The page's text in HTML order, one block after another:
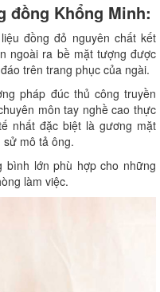
đồng Khổng Minh:
đồng đỏ nguyên chất kết
ngoài ra bề mặt tượng được
trên trang phục của ngài.
pháp đúc thủ công truyền
môn tay nghề cao thực
nhất đặc biệt là gương mặt
mô tả ông.
bình lớn phù hợp cho những
làm việc.